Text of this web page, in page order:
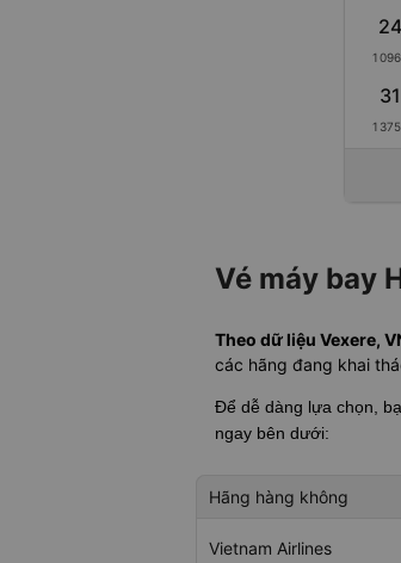
24
31
Vé máy bay
Theo dữ liệu Vexere,
các hãng đang khai
Để dễ dàng lựa chọn,
ngay bên dưới:
Hãng hàng không
Vietnam Airlines